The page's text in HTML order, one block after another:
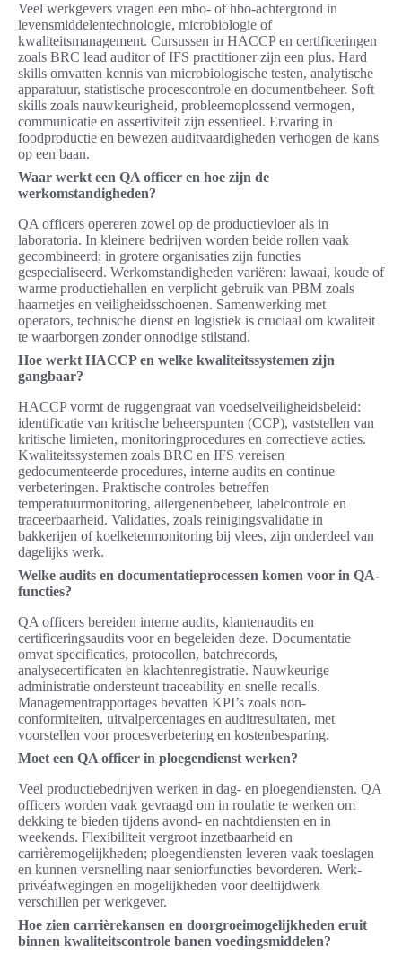
Veel werkgevers vragen een mbo- of hbo-achtergrond in
levensmiddelentechnologie, microbiologie of
kwaliteitsmanagement. Cursussen in HACCP en certificeringen
zoals BRC lead auditor of IFS practitioner zijn een plus. Hard
skills omvatten kennis van microbiologische testen, analytische
apparatuur, statistische procescontrole en documentbeheer. Soft
skills zoals nauwkeurigheid, probleemoplossend vermogen,
communicatie en assertiviteit zijn essentieel. Ervaring in
foodproductie en bewezen auditvaardigheden verhogen de kans
op een baan.
Waar werkt een QA officer en hoe zijn de
werkomstandigheden?
QA officers opereren zowel op de productievloer als in
laboratoria. In kleinere bedrijven worden beide rollen vaak
gecombineerd; in grotere organisaties zijn functies
gespecialiseerd. Werkomstandigheden variëren: lawaai, koude of
warme productiehallen en verplicht gebruik van PBM zoals
haarnetjes en veiligheidsschoenen. Samenwerking met
operators, technische dienst en logistiek is cruciaal om kwaliteit
te waarborgen zonder onnodige stilstand.
Hoe werkt HACCP en welke kwaliteitssystemen zijn
gangbaar?
HACCP vormt de ruggengraat van voedselveiligheidsbeleid:
identificatie van kritische beheerspunten (CCP), vaststellen van
kritische limieten, monitoringprocedures en correctieve acties.
Kwaliteitssystemen zoals BRC en IFS vereisen
gedocumenteerde procedures, interne audits en continue
verbeteringen. Praktische controles betreffen
temperatuurmonitoring, allergenenbeheer, labelcontrole en
traceerbaarheid. Validaties, zoals reinigingsvalidatie in
bakkerijen of koelketenmonitoring bij vlees, zijn onderdeel van
dagelijks werk.
Welke audits en documentatieprocessen komen voor in QA-
functies?
QA officers bereiden interne audits, klantenaudits en
certificeringsaudits voor en begeleiden deze. Documentatie
omvat specificaties, protocollen, batchrecords,
analysecertificaten en klachtenregistratie. Nauwkeurige
administratie ondersteunt traceability en snelle recalls.
Managementrapportages bevatten KPI’s zoals non-
conformiteiten, uitvalpercentages en auditresultaten, met
voorstellen voor procesverbetering en kostenbesparing.
Moet een QA officer in ploegendienst werken?
Veel productiebedrijven werken in dag- en ploegendiensten. QA
officers worden vaak gevraagd om in roulatie te werken om
dekking te bieden tijdens avond- en nachtdiensten en in
weekends. Flexibiliteit vergroot inzetbaarheid en
carrièremogelijkheden; ploegendiensten leveren vaak toeslagen
en kunnen versnelling naar seniorfuncties bevorderen. Werk-
privéafwegingen en mogelijkheden voor deeltijdwerk
verschillen per werkgever.
Hoe zien carrièrekansen en doorgroeimogelijkheden eruit
binnen kwaliteitscontrole banen voedingsmiddelen?